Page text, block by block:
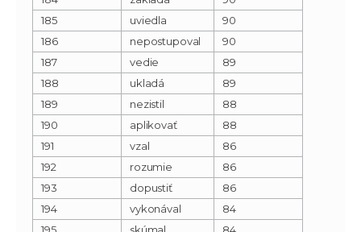
185
uviedla
90
186
nepostupoval
90
187
vedie
89
188
ukladá
89
189
nezistil
88
190
aplikovať
88
191
vzal
86
192
rozumie
86
193
dopustiť
86
194
vykonával
84
195
skúmal 84